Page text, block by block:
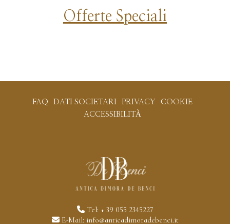
Offerte Speciali
FAQ DATI SOCIETARI PRIVACY
COOKIE
ACCESSIBILITÀ
Tel: + 39 055 2345227
E-Mail: info@anticadimoradebenci.it